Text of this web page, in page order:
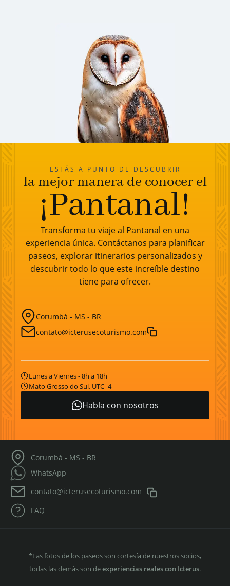
ESTÁS A PUNTO DE DESCUBRIR
la mejor manera de conocer el
¡Pantanal!
Transforma tu viaje al Pantanal en una
experiencia única. Contáctanos para planificar
paseos, explorar itinerarios personalizados y
descubrir todo lo que este increíble destino
tiene para ofrecer.
Corumbá - MS - BR
contato@icterusecoturismo.com
Lunes a Viernes - 8h a 18h
Mato Grosso do Sul, UTC -4
Habla con nosotros
Corumbá - MS - BR
WhatsApp
contato@icterusecoturismo.com
FAQ
*Las fotos de los paseos son cortesía de nuestros socios,
todas las demás son deexperiencias reales con Icterus.